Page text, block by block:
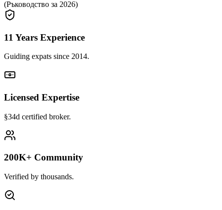
(Ръководство за 2026)
11 Years Experience
Guiding expats since 2014.
Licensed Expertise
§34d certified broker.
200K+ Community
Verified by thousands.